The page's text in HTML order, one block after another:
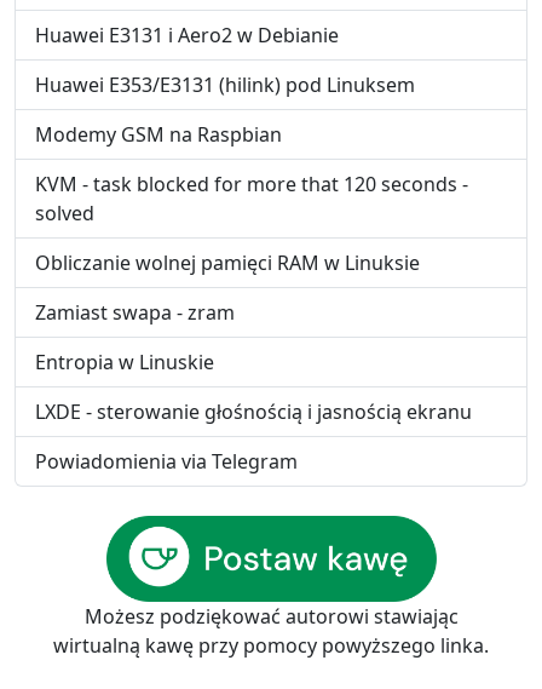
Huawei E3131 i Aero2 w Debianie
Huawei E353/E3131 (hilink) pod Linuksem
Modemy GSM na Raspbian
KVM - task blocked for more that 120 seconds -
solved
Obliczanie wolnej pamięci RAM w Linuksie
Zamiast swapa - zram
Entropia w Linuskie
LXDE - sterowanie głośnością i jasnością ekranu
Powiadomienia via Telegram
Możesz podziękować autorowi stawiając
wirtualną kawę przy pomocy powyższego linka.